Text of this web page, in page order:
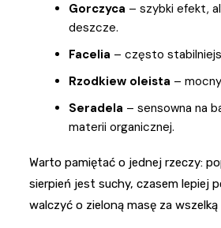
Gorczyca – szybki efekt,
deszcze.
Facelia – często
Rzodkiew oleista –
Seradela – sensowna na
materii organicznej.
Warto pamiętać o jednej rzeczy:
sierpień jest suchy, czasem lepiej
walczyć o zieloną masę za wszelką